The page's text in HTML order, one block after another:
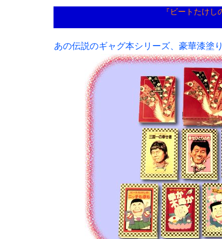
『ビートたけ
あの伝説のギャグ本シリーズ、豪華漆塗